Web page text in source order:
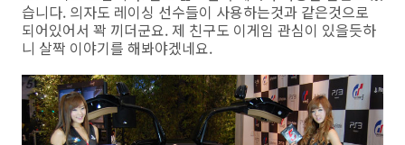
습니다. 의자도 레이싱 선수들이 사용하는것과 같은것으로
되어있어서 꽉 끼더군요. 제 친구도 이게임 관심이 있을듯하
니 살짝 이야기를 해봐야겠네요.